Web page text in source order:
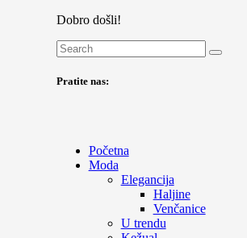
Dobro došli!
Pratite nas:
Početna
Moda
Elegancija
Haljine
Venčanice
U trendu